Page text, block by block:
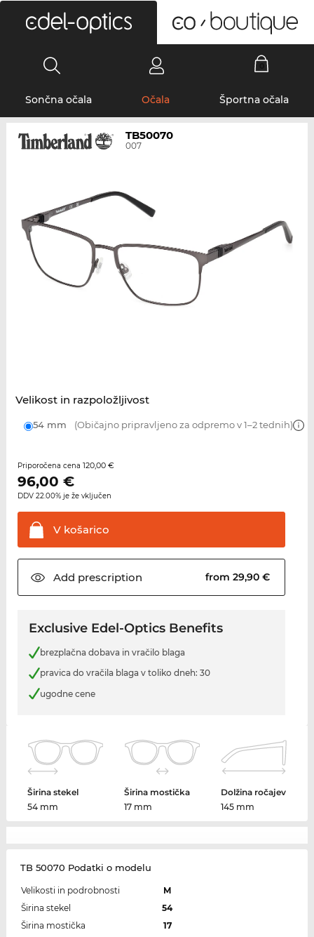
Sončna očala Očala Športna očala
TB50070
007
Velikost in razpoložljivost
54 mm (Običajno pripravljeno za odpremo v 1–2 tednih)
Priporočena cena 120,00 €
96,00 €
DDV 22.00% je že vključen
Vkošarico
Add prescription from 29,90 €
Exclusive Edel-Optics Benefits
brezplačna dobava in vračilo blaga
pravica do vračila blaga v toliko dneh: 30
ugodne cene
Širina stekel
54 mm
Širina mostička
17 mm
Dolžina ročajev
145 mm
TB 50070 Podatki o modelu
Velikosti in podrobnosti
M
Širina stekel
54
Širina mostička
17